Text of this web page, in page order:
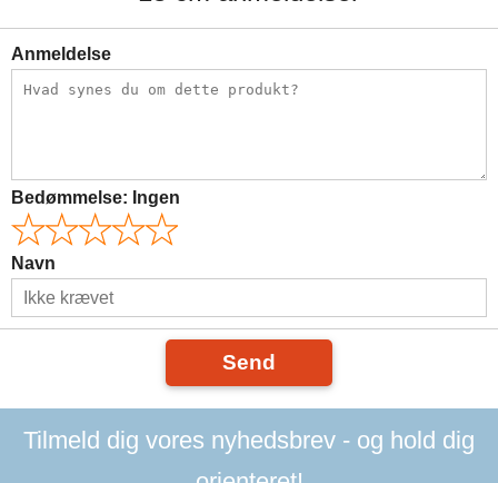
Anmeldelse
Bedømmelse: Ingen
Navn
Send
Tilmeld dig vores nyhedsbrev - og hold dig